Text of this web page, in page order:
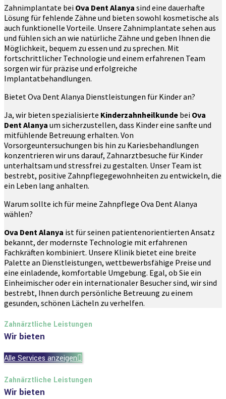
Zahnimplantate bei Ova Dent Alanya sind eine dauerhafte
Lösung für fehlende Zähne und bieten sowohl kosmetische als
auch funktionelle Vorteile. Unsere Zahnimplantate sehen aus
und fühlen sich an wie natürliche Zähne und geben Ihnen die
Möglichkeit, bequem zu essen und zu sprechen. Mit
fortschrittlicher Technologie und einem erfahrenen Team
sorgen wir für präzise und erfolgreiche
Implantatbehandlungen.
Bietet Ova Dent Alanya Dienstleistungen für Kinder an?
Ja, wir bieten spezialisierte Kinderzahnheilkunde bei Ova
Dent Alanya um sicherzustellen, dass Kinder eine sanfte und
mitfühlende Betreuung erhalten. Von
Vorsorgeuntersuchungen bis hin zu Kariesbehandlungen
konzentrieren wir uns darauf, Zahnarztbesuche für Kinder
unterhaltsam und stressfrei zu gestalten. Unser Team ist
bestrebt, positive Zahnpflegegewohnheiten zu entwickeln, die
ein Leben lang anhalten.
Warum sollte ich für meine Zahnpflege Ova Dent Alanya
wählen?
Ova Dent Alanya ist für seinen patientenorientierten Ansatz
bekannt, der modernste Technologie mit erfahrenen
Fachkräften kombiniert. Unsere Klinik bietet eine breite
Palette an Dienstleistungen, wettbewerbsfähige Preise und
eine einladende, komfortable Umgebung. Egal, ob Sie ein
Einheimischer oder ein internationaler Besucher sind, wir sind
bestrebt, Ihnen durch persönliche Betreuung zu einem
gesunden, schönen Lächeln zu verhelfen.
Zahnärztliche Leistungen
Wir bieten
Alle Services anzeigen
Zahnärztliche Leistungen
Wir bieten